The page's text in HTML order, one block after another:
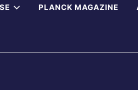
PLANCK MAGAZINE